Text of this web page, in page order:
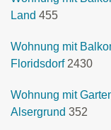
Land 455
Wohnung mit
Floridsdorf 2430
Wohnung mit
Alsergrund 352